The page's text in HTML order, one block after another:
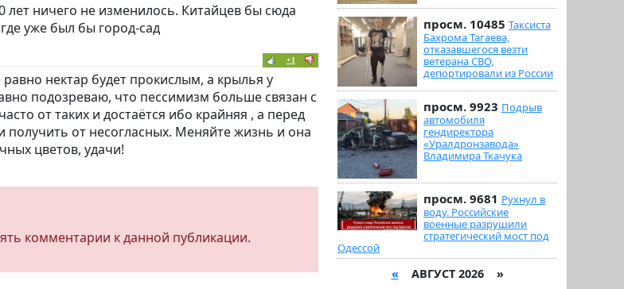
просм. 10485 Таксиста
Бахрома Тагаева,
отказавшегося везти
ветерана СВО,
депортировали из России
просм. 9923 Подрыв
автомобиля
гендиректора
«Уралдронзавода»
Владимира Ткачука
просм. 9681 Рухнул в
воду. Российские
военные разрушили
стратегический мост под
Одессой
« АВГУСТ 2026 »
лет ничего не изменилось. Китайцев бы сюда
уже был бы город-сад
+1
нектар будет прокислым, а крылья у
подозреваю, что пессимизм больше связан с
от таких и достаётся ибо крайняя , а перед
от несогласных. Меняйте жизнь и она
цветов, удачи!
комментарии к данной публикации.